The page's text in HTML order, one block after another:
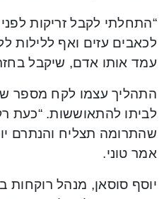
“התחלתי לקבל זריקות
לכאבים עזים ואף ללילות
עמד אותו אדם, שיקבל
התהליך עצמו לקח מספר
לביתו להתאוששות. “כעת
שהתרומה תצליח והנתרם
אמר טוני.
יוסף סוסאן, מנהל רוקחות